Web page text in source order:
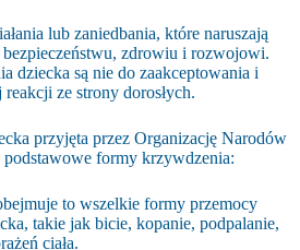
lub zaniedbania, które naruszają
zdrowiu i rozwojowi.
dziecka są nie do zaakceptowania i
ze strony dorosłych.
przyjęta przez Organizację Narodów
formy krzywdzenia:
to wszelkie formy przemocy
takie jak bicie, kopanie, podpalanie,
ciała.